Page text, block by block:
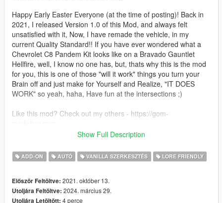
Happy Early Easter Everyone (at the time of posting)! Back in
2021, I released Version 1.0 of this Mod, and always felt
unsatisfied with it, Now, I have remade the vehicle, in my
current Quality Standard!! If you have ever wondered what a
Chevrolet C8 Pandem Kit looks like on a Bravado Gauntlet
Hellfire, well, I know no one has, but, thats why this is the mod
for you, this is one of those "will it work" things you turn your
Brain off and just make for Yourself and Realize, "IT DOES
WORK" so yeah, haha, Have fun at the intersections ;)
Like this mod? Check out my others - https://gom-
Your game must be updated to AT LEAST The Chop Shop
1. Navigate to "SP" Folder
Show Full Description
ADD-ON AUTÓ VANILLA SZERKESZTÉS LORE FRIENDLY
Először Feltöltve: 2021. október 13.
Utoljára Feltöltve: 2024. március 29.
Utoljára Letöltött: 4 perce